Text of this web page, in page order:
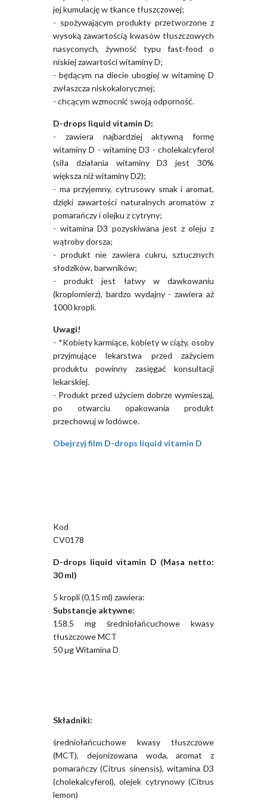
jej kumulację w tkance tłuszczowej;
- spożywającym produkty przetworzone z
wysoką zawartością kwasów tłuszczowych
nasyconych, żywność typu fast-food o
niskiej zawartości witaminy D;
- będącym na diecie ubogiej w witaminę D
zwłaszcza niskokalorycznej;
- chcącym wzmocnić swoją odporność.
D-drops liquid vitamin D:
- zawiera najbardziej aktywną formę
witaminy D - witaminę D3 - cholekalcyferol
(siła działania witaminy D3 jest 30%
większa niż witaminy D2);
- ma przyjemny, cytrusowy smak i aromat,
dzięki zawartości naturalnych aromatów z
pomarańczy i olejku z cytryny;
- witamina D3 pozyskiwana jest z oleju z
wątroby dorsza;
- produkt nie zawiera cukru, sztucznych
słodzików, barwników;
- produkt jest łatwy w dawkowaniu
(kroplomierz), bardzo wydajny - zawiera aż
1000 kropli.
Uwagi!
- *Kobiety karmiące, kobiety w ciąży, osoby
przyjmujące lekarstwa przed zażyciem
produktu powinny zasięgać konsultacji
lekarskiej.
- Produkt przed użyciem dobrze wymieszaj,
po otwarciu opakowania produkt
przechowuj w lodówce.
Obejrzyj film D-drops liquid vitamin D
Kod
CV0178
D-drops liquid vitamin D (Masa netto:
30 ml)
5 kropli (0,15 ml) zawiera:
Substancje aktywne:
158.5 mg średniołańcuchowe kwasy
tłuszczowe MCT
50 µg Witamina D
Składniki:
średniołańcuchowe kwasy tłuszczowe
(MCT), dejonizowana woda, aromat z
pomarańczy (Citrus sinensis), witamina D3
(cholekalcyferol), olejek cytrynowy (Citrus
lemon)